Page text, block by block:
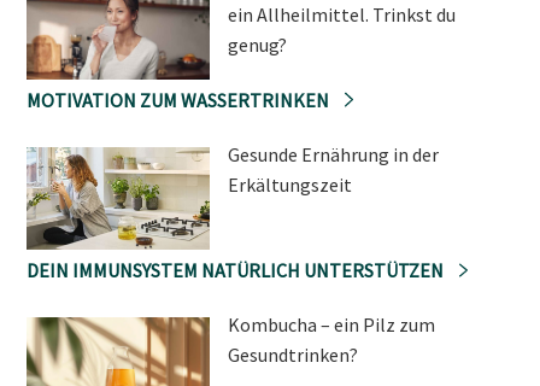
ein Allheilmittel. Trinkst du
genug?
MOTIVATION ZUM WASSERTRINKEN
Gesunde Ernährung in der
Erkältungszeit
DEIN IMMUNSYSTEM NATÜRLICH UNTERSTÜTZEN
Kombucha – ein Pilz zum
Gesundtrinken?